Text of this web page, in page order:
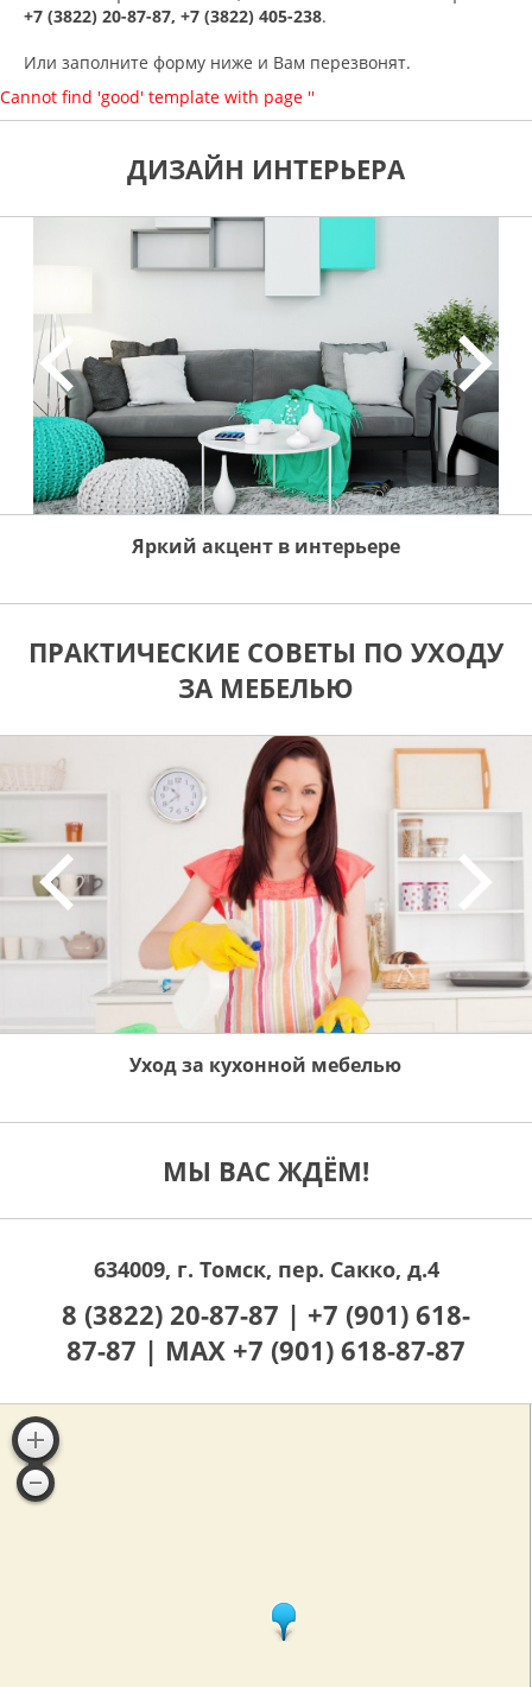
+7 (3822) 20-87-87, +7 (3822) 405-238.
Или заполните форму ниже и Вам перезвонят.
Cannot find 'good' template with page ''
ДИЗАЙН ИНТЕРЬЕРА
Яркий акцент в интерьере
ПРАКТИЧЕСКИЕ СОВЕТЫ ПО УХОДУ
ЗА МЕБЕЛЬЮ
Уход за кухонной мебелью
МЫ ВАС ЖДЁМ!
634009, г. Томск, пер. Сакко, д.4
8 (3822) 20-87-87 | +7 (901) 618-
87-87 | MAX +7 (901) 618-87-87